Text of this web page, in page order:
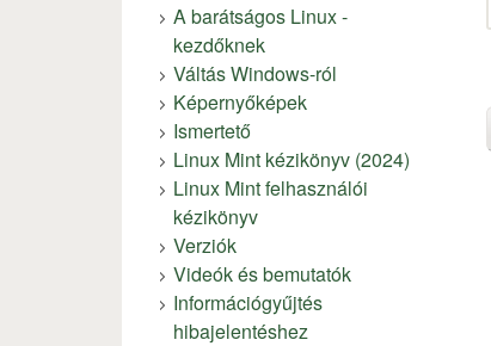
A barátságos Linux -
kezdőknek
Váltás Windows-ról
Képernyőképek
Ismertető
Linux Mint kézikönyv (2024)
Linux Mint felhasználói
kézikönyv
Verziók
Videók és bemutatók
Információgyűjtés
hibajelentéshez